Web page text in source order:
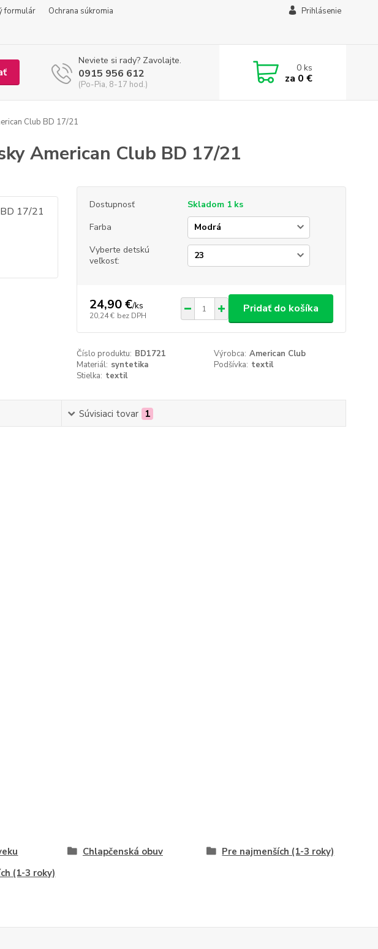
formulár
Ochrana súkromia
Prihlásenie
Neviete si rady? Zavolajte.
0915 956 612
(Po-Pia, 8-17 hod.)
0ks
za 0 €
Club BD 17/21
American Club BD 17/21
Dostupnosť
Skladom 1 ks
Farba
Vyberte detskú
veľkosť:
24,90 €/ks
20,24 € bez DPH
Pridať do košíka
Číslo produktu: BD1721 Výrobca: American Club
Materiál: syntetika Podšívka: textil
Stielka: textil
Súvisiaci tovar 1
Chlapčenská obuv
Pre najmenších (1-3 roky)
(1-3 roky)